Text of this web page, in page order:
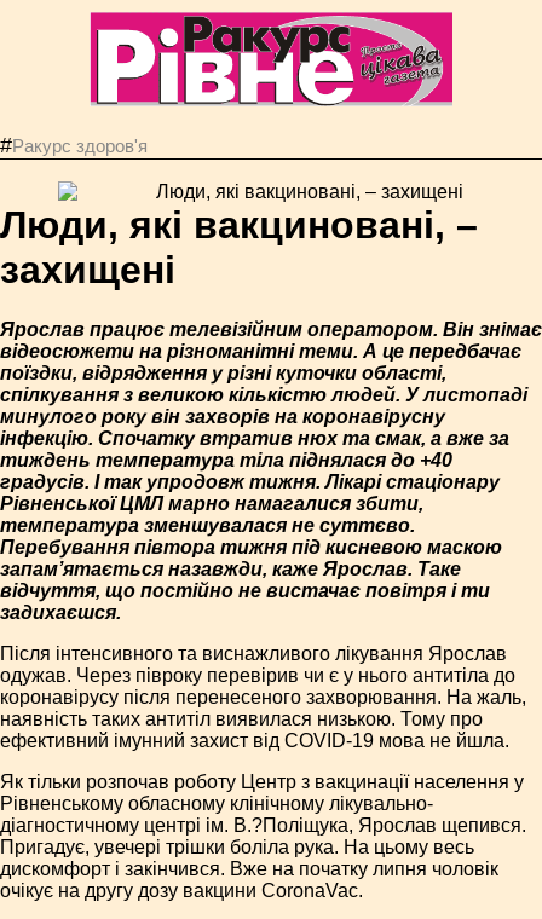
#Ракурс здоров'я
Люди, які вакциновані, –
захищені
Ярослав працює телевізійним оператором. Він знімає
відеосюжети на різноманітні теми. А це передбачає
поїздки, відрядження у різні куточки області,
спілкування з великою кількістю людей. У листопаді
минулого року він захворів на коронавірусну
інфекцію. Спочатку втратив нюх та смак, а вже за
тиждень температура тіла піднялася до +40
градусів. І так упродовж тижня. Лікарі стаціонару
Рівненської ЦМЛ марно намагалися збити,
температура зменшувалася не суттєво.
Перебування півтора тижня під кисневою маскою
запам’ятається назавжди, каже Ярослав. Таке
відчуття, що постійно не вистачає повітря і ти
задихаєшся.
Після інтенсивного та виснажливого лікування Ярослав
одужав. Через півроку перевірив чи є у нього антитіла до
коронавірусу після перенесеного захворювання. На жаль,
наявність таких антитіл виявилася низькою. Тому про
ефективний імунний захист від COVID-19 мова не йшла.
Як тільки розпочав роботу Центр з вакцинації населення у
Рівненському обласному клінічному лікувально-
діагностичному центрі ім. В.?Поліщука, Ярослав щепився.
Пригадує, увечері трішки боліла рука. На цьому весь
дискомфорт і закінчився. Вже на початку липня чоловік
очікує на другу дозу вакцини CoronaVac.